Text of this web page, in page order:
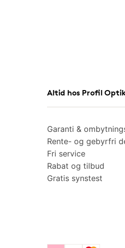
Altid hos Profil
Garanti &
Rente- og gebyrfri
Fri service
Rabat og tilbud
Gratis synstest